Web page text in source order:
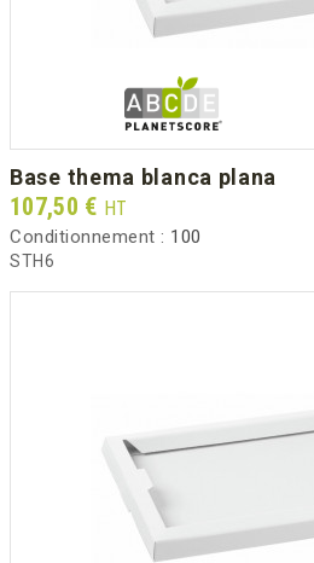
base thema blanca plana
Prix
107,50 € HT
Conditionnement : 100
STH6